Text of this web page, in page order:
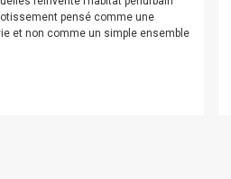
pensé comme une
et non comme un simple ensemble